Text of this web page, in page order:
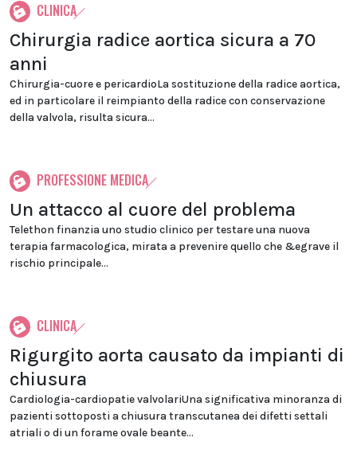
CLINICA
Chirurgia radice aortica sicura a 70
anni
Chirurgia-cuore e pericardioLa sostituzione della radice aortica,
ed in particolare il reimpianto della radice con conservazione
della valvola, risulta sicura...
PROFESSIONE MEDICA
Un attacco al cuore del problema
Telethon finanzia uno studio clinico per testare una nuova
terapia farmacologica, mirata a prevenire quello che &egrave il
rischio principale...
CLINICA
Rigurgito aorta causato da impianti di
chiusura
Cardiologia-cardiopatie valvolariUna significativa minoranza di
pazienti sottoposti a chiusura transcutanea dei difetti settali
atriali o di un forame ovale beante...